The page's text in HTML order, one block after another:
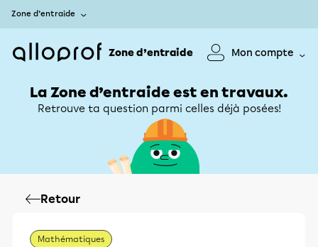
Zone d’entraide
Zone d’entraide Mon compte
La Zone d’entraide est en travaux.
Retrouve ta question parmi celles déjà posées!
Retour
Mathématiques